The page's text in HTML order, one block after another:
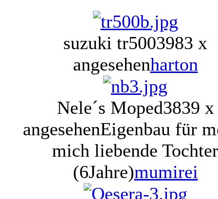
suzuki tr5003983 x
angesehenharton
Nele´s Moped3839 x
angesehenEigenbau für
mich liebende Tochter
(6Jahre)mumirei